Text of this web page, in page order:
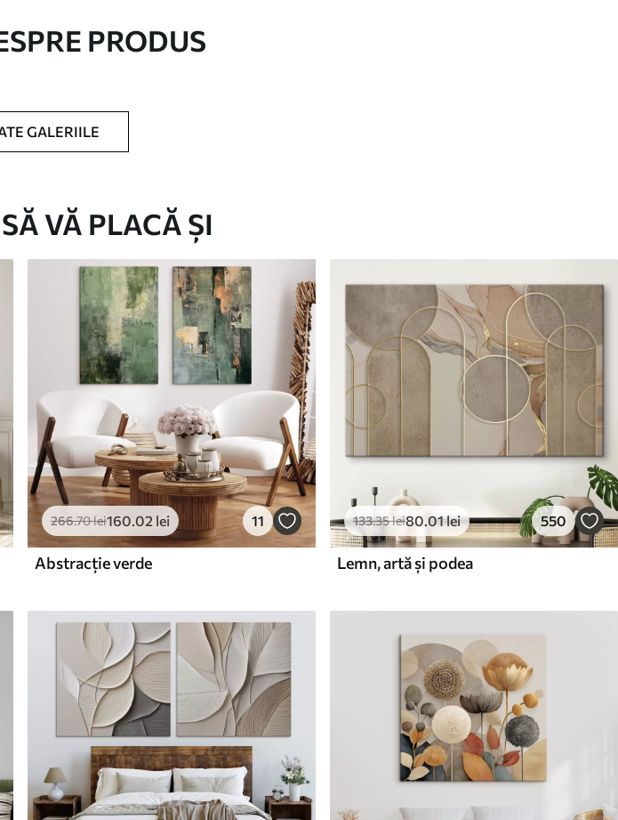
inodoră
PRODUS
GALERIILE
VĂ PLACĂ ȘI
266.70lei160.02 lei 11
Abstracție verde
133.35lei80.01lei 550
Lemn, artă și podea